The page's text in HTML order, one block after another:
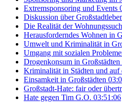
Extremsponsoring und Events
Diskussion über
Die Realität der
Herausforderndes Wohnen in
Umwelt und Kriminalität in
Umgang mit sozialen
Drogenkonsum in Großstädten
Kriminalität in Städten und auf
Einsamkeit in Großstädten
Großstadt-Hate: fair oder
Hate gegen Tim G.O. 03:51:06